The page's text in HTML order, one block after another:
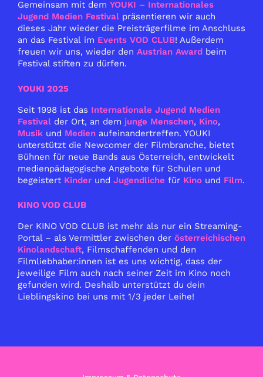
Gemeinsam mit dem YOUKI – Internationales
Jugend Medien Festival präsentieren wir auch
dieses Jahr wieder die Preisträgerfilme im Anschluss
an das Festival im Events VOD CLUB! Außerdem
freuen wir uns, wieder den Austrian Award beim
Festival stiften zu dürfen.
YOUKI 2025
Seit 1998 ist das Internationale Jugend Medien
Festival der Ort, an dem junge Menschen, Kino,
Musik und Medien aufeinandertreffen. YOUKI
unterstützt die Newcomer der Filmbranche, bietet
Bühnen für neue Bands aus Österreich, entwickelt
medienpädagogische Angebote für Schulen und
begeistert Kinder und Jugendliche für Kino und Film.
KINO VOD CLUB
Der KINO VOD CLUB ist mehr als nur ein Streaming-
Portal – als Vermittler zwischen der österreichischen
Kinolandschaft, Filmschaffenden und den
Filmliebhaber:innen ist es uns wichtig, dass der
jeweilige Film auch nach seiner Zeit im Kino noch
gefunden wird. Deshalb unterstützt du dein
Lieblingskino bei uns mit 1/3 jeder Leihe!